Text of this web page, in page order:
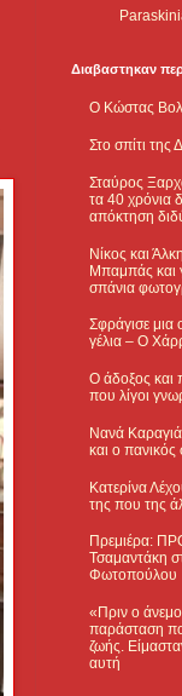
Διαβαστηκαν
Ο Κώστας
Στο σπίτι της
Σταύρος
τα 40 χρόνια
απόκτηση
Νίκος και
Μπαμπάς και
σπάνια
Σφράγισε
γέλια – Ο
Ο άδοξος και
που λίγοι
Νανά
και ο πανικός
Κατερίνα
της που της
Πρεμιέρα:
Τσαμαντάκη
Φωτοπούλου
«Πριν ο
παράσταση
ζωής.
αυτή